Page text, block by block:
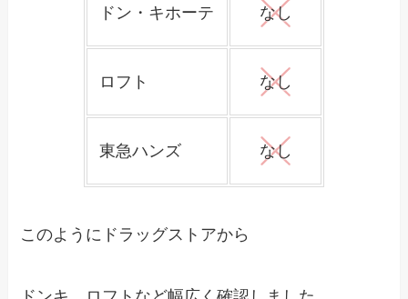
ドン・キホーテ なし
ロフト なし
東急ハンズ なし
このようにドラッグストアから